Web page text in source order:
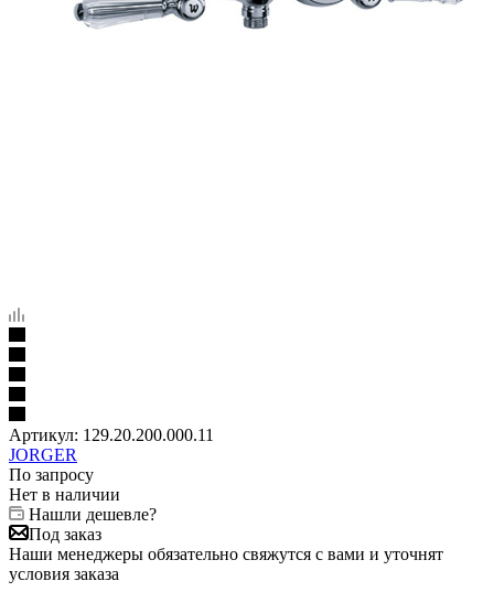
Артикул: 129.20.200.000.11
JORGER
По запросу
Нет в наличии
Нашли дешевле?
Под заказ
Наши менеджеры обязательно свяжутся с вами и уточнят
условия заказа